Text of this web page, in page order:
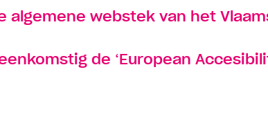
webstek van het
de ‘European